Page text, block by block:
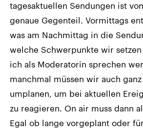
tagesaktuellen Sendungen ist
genaue Gegenteil. Vormittags
was am Nachmittag in die
welche Schwerpunkte wir
ich als Moderatorin sprechen
manchmal müssen wir auch
umplanen, um bei aktuellen
zu reagieren. On air muss dann
Egal ob lange vorgeplant oder